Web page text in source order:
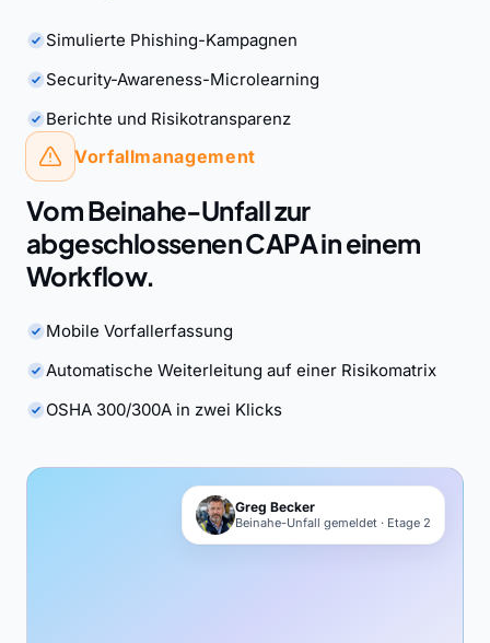
Simulierte Phishing-Kampagnen
Security-Awareness-Microlearning
Berichte und Risikotransparenz
Vorfallmanagement
Vom Beinahe-Unfall zur
abgeschlossenen CAPA in einem
Workflow.
Mobile Vorfallerfassung
Automatische Weiterleitung auf einer Risikomatrix
OSHA 300/300A in zwei Klicks
Greg Becker
Beinahe-Unfall gemeldet · Etage 2